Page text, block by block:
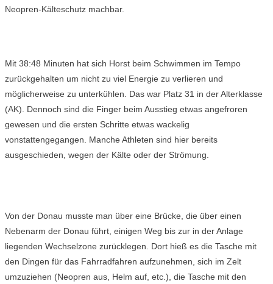
Neopren-Kälteschutz machbar.
Mit 38:48 Minuten hat sich Horst beim Schwimmen im Tempo
zurückgehalten um nicht zu viel Energie zu verlieren und
möglicherweise zu unterkühlen. Das war Platz 31 in der Alterklasse
(AK). Dennoch sind die Finger beim Ausstieg etwas angefroren
gewesen und die ersten Schritte etwas wackelig
vonstattengegangen. Manche Athleten sind hier bereits
ausgeschieden, wegen der Kälte oder der Strömung.
Von der Donau musste man über eine Brücke, die über einen
Nebenarm der Donau führt, einigen Weg bis zur in der Anlage
liegenden Wechselzone zurücklegen. Dort hieß es die Tasche mit
den Dingen für das Fahrradfahren aufzunehmen, sich im Zelt
umzuziehen (Neopren aus, Helm auf, etc.), die Tasche mit den